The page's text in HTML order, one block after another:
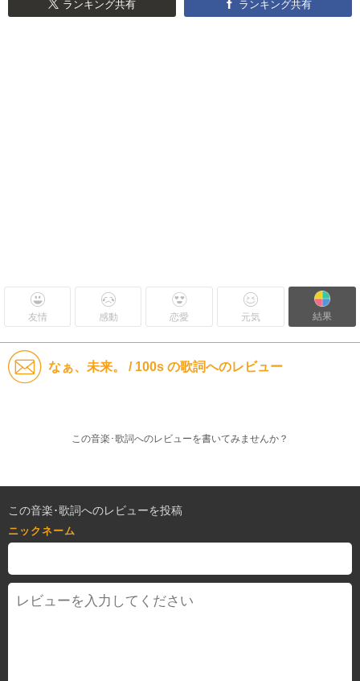
ランキング共有 ランキング共有
友情 感動 恋愛 元気 結果
なぁ、未来。 / 100s の歌詞へのレビュー
この音楽･歌詞へのレビューを書いてみませんか？
この音楽･歌詞へのレビューを投稿
ニックネーム